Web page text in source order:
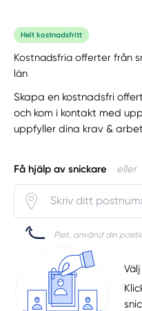
Helt kostnadsfritt
Kostnadsfria offerter från
län
Skapa en kostnadsfri
och kom i kontakt med
uppfyller dina krav &
Få hjälp av snickare eller
Psst, använd din